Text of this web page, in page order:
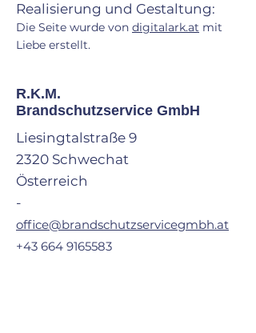
Realisierung und Gestaltung:
Die Seite wurde von digitalark.at mit
Liebe erstellt.
R.K.M.
Brandschutzservice GmbH
Liesingtalstraße 9
2320 Schwechat
Österreich
-
office@brandschutzservicegmbh.at
+43 664 9165583